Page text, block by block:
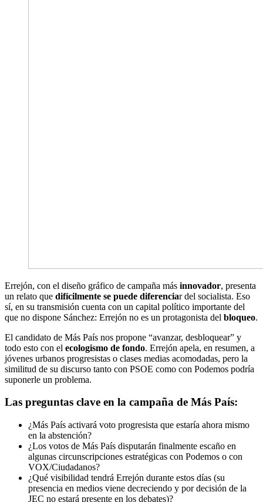
Errejón, con el diseño gráfico de campaña más innovador, presenta
un relato que difícilmente se puede diferenciar del socialista. Eso
sí, en su transmisión cuenta con un capital político importante del
que no dispone Sánchez: Errejón no es un protagonista del bloqueo.
El candidato de Más País nos propone “avanzar, desbloquear” y
todo esto con el ecologismo de fondo. Errejón apela, en resumen, a
jóvenes urbanos progresistas o clases medias acomodadas, pero la
similitud de su discurso tanto con PSOE como con Podemos podría
suponerle un problema.
Las preguntas clave en la campaña de Más País:
¿Más País activará voto progresista que estaría ahora mismo
en la abstención?
¿Los votos de Más País disputarán finalmente escaño en
algunas circunscripciones estratégicas con Podemos o con
VOX/Ciudadanos?
¿Qué visibilidad tendrá Errejón durante estos días (su
presencia en medios viene decreciendo y por decisión de la
JEC no estará presente en los debates)?